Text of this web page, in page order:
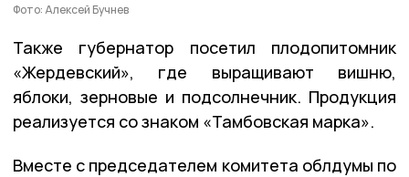
Фото: Алексей Бучнев
Также губернатор посетил плодопитомник
«Жердевский», где выращивают вишню,
яблоки, зерновые и подсолнечник. Продукция
реализуется со знаком «Тамбовская марка».
Вместе с председателем комитета облдумы по